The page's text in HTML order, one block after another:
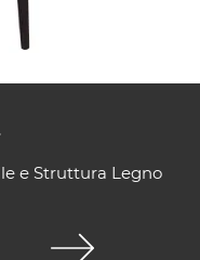
e Struttura Legno